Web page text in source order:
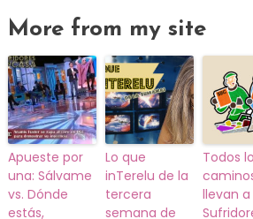
More from my site
Apueste por
una: Sálvame
vs. Dónde
estás,
Lo que
inTerelu de la
tercera
semana de
Todos
llevan a